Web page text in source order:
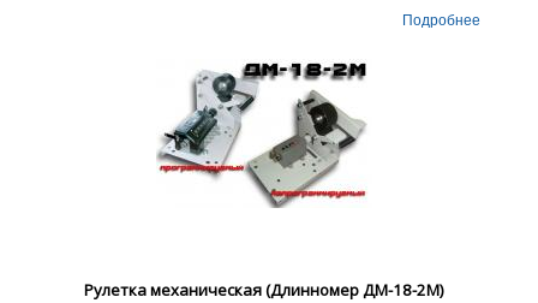
Подробнее
Рулетка механическая (Длинномер ДМ-18-2М)